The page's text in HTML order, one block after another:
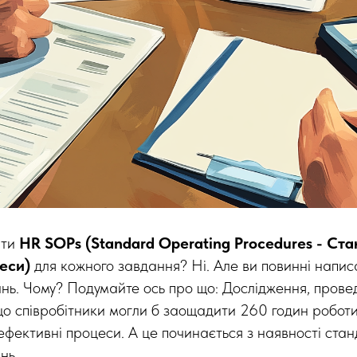
HR SOPs (Standard Operating Procedures -
для кожного завдання? Ні. Але ви повинні
Чому? Подумайте ось про що: Дослідження,
співробітники могли б заощадити 260 годин
процеси. А це починається з наявності